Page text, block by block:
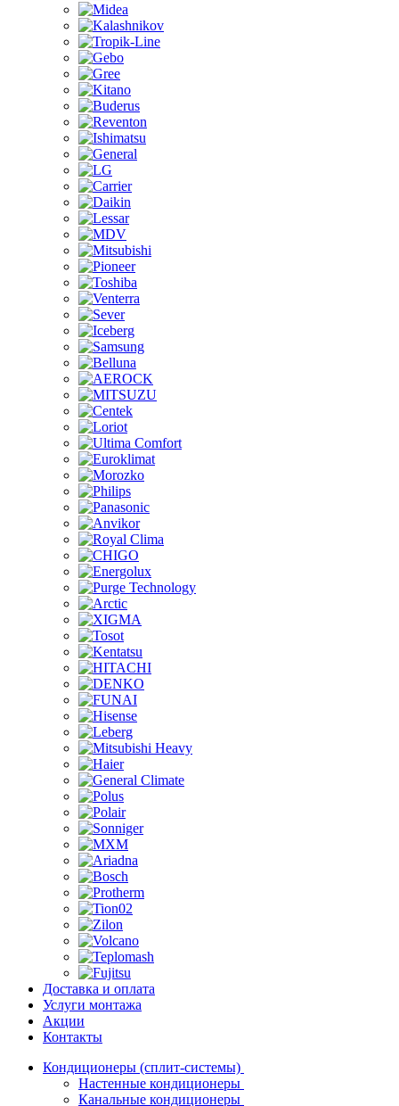
Доставка и оплата
Услуги монтажа
Акции
Контакты
Кондиционеры (сплит-системы)
Настенные кондиционеры
Канальные кондиционеры